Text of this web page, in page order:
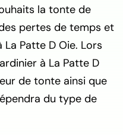
la tonte de
pertes de temps et
La Patte D Oie. Lors
à La Patte D
de tonte ainsi que
du type de